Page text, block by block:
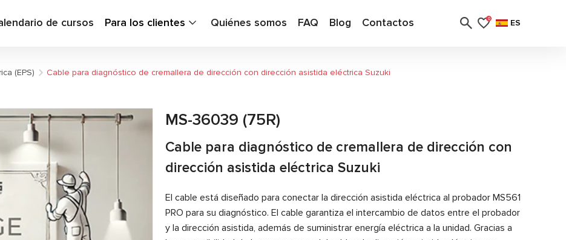
de cursos Para los clientes Quiénes somos FAQ Blog Contactos 0 ES
(EPS) Cable para diagnóstico de cremallera de dirección con dirección asistida eléctrica Suzuki
MS-36039 (75R)
Cable para diagnóstico de cremallera de dirección con
dirección asistida eléctrica Suzuki
El cable está diseñado para conectar la dirección asistida eléctrica al probador MS561
PRO para su diagnóstico. El cable garantiza el intercambio de datos entre el probador
y la dirección asistida, además de suministrar energía eléctrica a la unidad. Gracias a